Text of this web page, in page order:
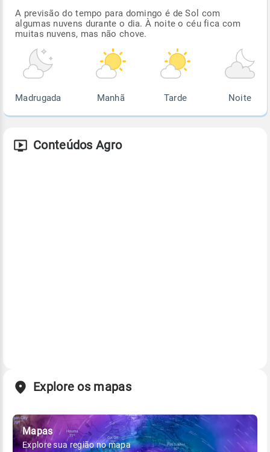
A previsão do tempo para domingo é de Sol com
algumas nuvens durante o dia. À noite o céu fica com
muitas nuvens, mas não chove.
Madrugada Manhã Tarde Noite
Conteúdos Agro
Explore os mapas
Mapas
Explore sua região no mapa